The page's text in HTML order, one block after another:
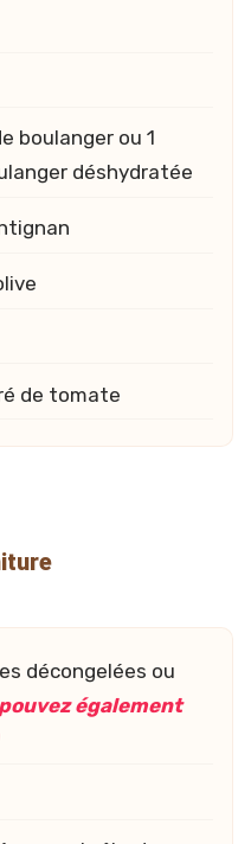
boulanger ou 1
déshydratée
de tomate
décongelées ou
également